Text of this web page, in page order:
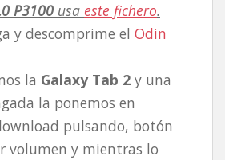
P3100 usa este fichero.
y descomprime el Odin
la Galaxy Tab 2 y una
la ponemos en
pulsando, botón
volumen y mientras lo